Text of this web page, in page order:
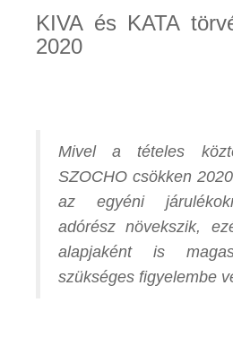
KIVA és KATA
2020
Mivel a tételes
SZOCHO csökken
az egyéni
adórész növekszik,
alapjaként is
szükséges figyelembe